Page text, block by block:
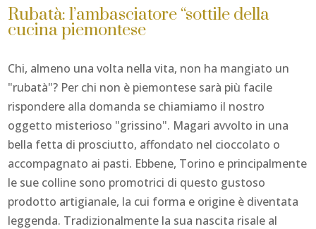
Rubatà: l’ambasciatore “sottile della
cucina piemontese
Chi, almeno una volta nella vita, non ha mangiato un
"rubatà"? Per chi non è piemontese sarà più facile
rispondere alla domanda se chiamiamo il nostro
oggetto misterioso "grissino". Magari avvolto in una
bella fetta di prosciutto, affondato nel cioccolato o
accompagnato ai pasti. Ebbene, Torino e principalmente
le sue colline sono promotrici di questo gustoso
prodotto artigianale, la cui forma e origine è diventata
leggenda. Tradizionalmente la sua nascita risale al